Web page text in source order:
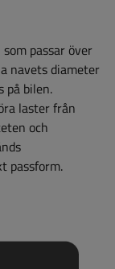
passar över
navets diameter
på bilen.
laster från
och
passform.